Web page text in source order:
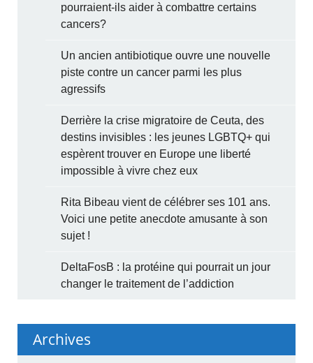
pourraient-ils aider à combattre certains
cancers?
Un ancien antibiotique ouvre une nouvelle
piste contre un cancer parmi les plus
agressifs
Derrière la crise migratoire de Ceuta, des
destins invisibles : les jeunes LGBTQ+ qui
espèrent trouver en Europe une liberté
impossible à vivre chez eux
Rita Bibeau vient de célébrer ses 101 ans.
Voici une petite anecdote amusante à son
sujet !
DeltaFosB : la protéine qui pourrait un jour
changer le traitement de l’addiction
Archives